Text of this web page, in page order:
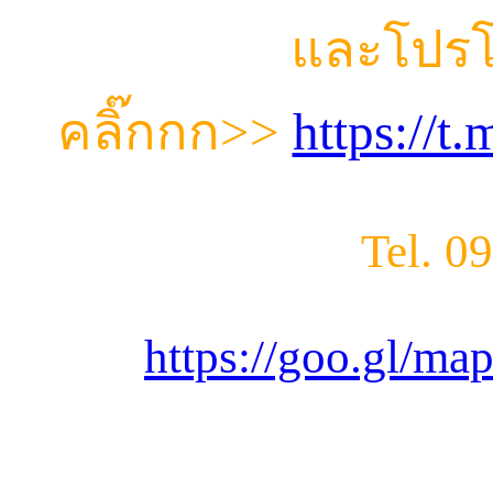
และโป
คลิ๊กกก>> https://
Tel.
https://goo.gl/